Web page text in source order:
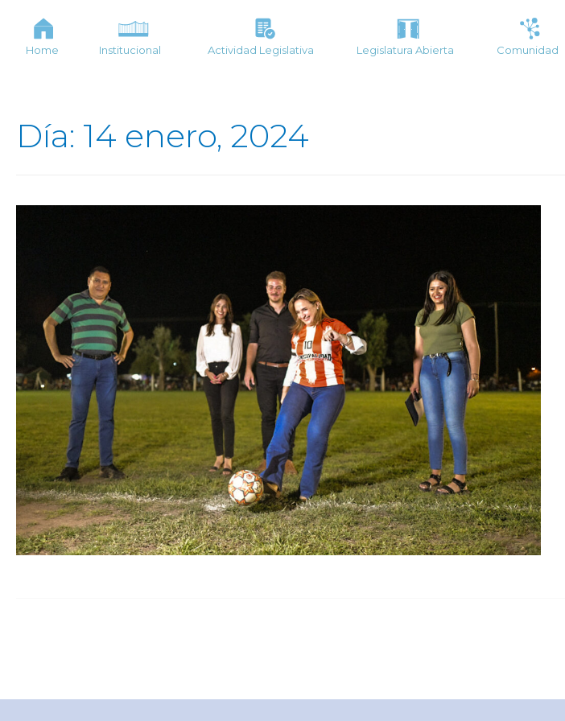
Home Institucional Actividad Legislativa Legislatura Abierta Comunidad
Día: 14 enero, 2024